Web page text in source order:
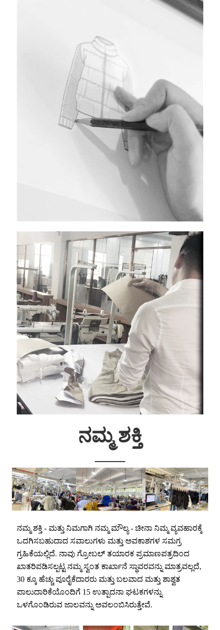
ನಮ್ಮ ಶಕ್ತಿ
ನಮ್ಮ ಶಕ್ತಿ - ಮತ್ತು ನಿಮಗಾಗಿ ನಮ್ಮ ಮೌಲ್ಯ - ಚೀನಾ ನಿಮ್ಮ ವ್ಯವಹಾರಕ್ಕೆ
ಒದಗಿಸಬಹುದಾದ ಸವಾಲುಗಳು ಮತ್ತು ಅವಕಾಶಗಳ ಸಮಗ್ರ
ಗ್ರಹಿಕೆಯಲ್ಲಿದೆ. ನಾವು ಗ್ರೋಬಲ್ ತಯಾರಕ ಪ್ರಮಾಣಪತ್ರದಿಂದ
ಖಾತರಿಪಡಿಸಲ್ಪಟ್ಟ ನಮ್ಮ ಸ್ವಂತ ಕಾರ್ಖಾನೆ ಸ್ಥಾವರವನ್ನು ಮಾತ್ರವಲ್ಲದೆ,
30 ಕ್ಕೂ ಹೆಚ್ಚು ಪೂರೈಕೆದಾರರು ಮತ್ತು ಬಲವಾದ ಮತ್ತು ಶಾಶ್ವತ
ಪಾಲುದಾರಿಕೆಯೊಂದಿಗೆ 15 ಉತ್ಪಾದನಾ ಘಟಕಗಳನ್ನು
ಒಳಗೊಂಡಿರುವ ಜಾಲವನ್ನು ಅವಲಂಬಿಸಿರುತ್ತೇವೆ.